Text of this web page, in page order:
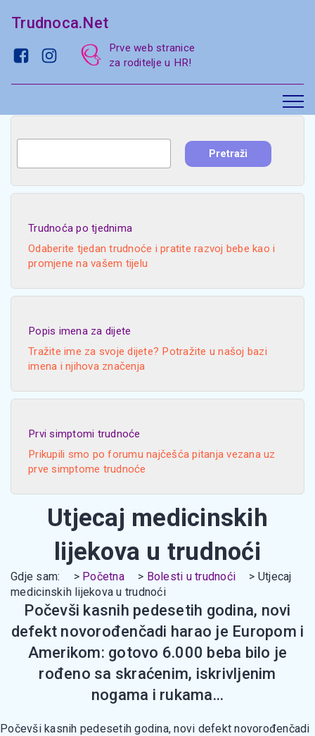
Trudnoca.Net
Prve web stranice
za roditelje u HR!
Trudnoća po tjednima
Odaberite tjedan trudnoće i pratite razvoj bebe kao i
promjene na vašem tijelu
Popis imena za dijete
Tražite ime za svoje dijete? Potražite u našoj bazi
imena i njihova značenja
Prvi simptomi trudnoće
Prikupili smo po forumu najčešća pitanja vezana uz
prve simptome trudnoće
Utjecaj medicinskih
lijekova u trudnoći
Gdje sam: Početna Bolesti u trudnoći
Utjecaj
medicinskih lijekova u trudnoći
Počevši kasnih pedesetih godina, novi
defekt novorođenčadi harao je Europom i
Amerikom: gotovo 6.000 beba bilo je
rođeno sa skraćenim, iskrivljenim
nogama i rukama...
Počevši kasnih pedesetih godina, novi defekt novorođenčadi